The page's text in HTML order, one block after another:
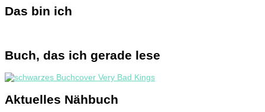
Das bin ich
Buch, das ich gerade lese
Aktuelles Nähbuch